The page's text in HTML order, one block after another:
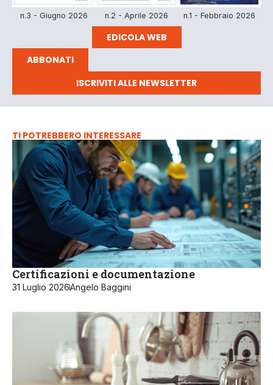
n.3 - Giugno 2026 n.2 - Aprile 2026 n.1 - Febbraio 2026
EDICOLA WEB
ABBONATI
ISCRIVITI ALLE NEWSLETTER
TI POTREBBERO INTERESSARE
Certificazioni e documentazione
31 Luglio 2026Angelo Baggini